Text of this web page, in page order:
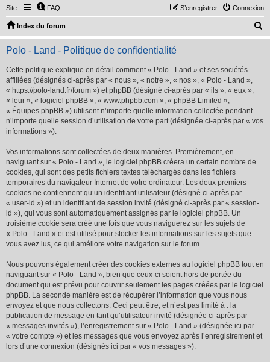
Site FAQ Connexion
S’enregistrer
Index du forum
e
Polo - Land - Politique de confidentialité
Cette politique explique en détail comment « Polo - Land » et ses sociétés
affiliées (désignés ci-après par « nous », « notre », « nos », « Polo - Land »,
« https://polo-land.fr/forum ») et phpBB (désigné ci-après par « ils », « eux »,
« leur », « logiciel phpBB », « www.phpbb.com », « phpBB Limited »,
« Équipes phpBB ») utilisent n’importe quelle information collectée pendant
n’importe quelle session d’utilisation de votre part (désignée ci-après par « vos
informations »).
Vos informations sont collectées de deux manières. Premièrement, en
naviguant sur « Polo - Land », le logiciel phpBB créera un certain nombre de
cookies, qui sont des petits fichiers textes téléchargés dans les fichiers
temporaires du navigateur Internet de votre ordinateur. Les deux premiers
cookies ne contiennent qu’un identifiant utilisateur (désigné ci-après par
« user-id ») et un identifiant de session invité (désigné ci-après par « session-
id »), qui vous sont automatiquement assignés par le logiciel phpBB. Un
troisième cookie sera créé une fois que vous naviguerez sur les sujets de
« Polo - Land » et est utilisé pour stocker les informations sur les sujets que
vous avez lus, ce qui améliore votre navigation sur le forum.
Nous pouvons également créer des cookies externes au logiciel phpBB tout en
naviguant sur « Polo - Land », bien que ceux-ci soient hors de portée du
document qui est prévu pour couvrir seulement les pages créées par le logiciel
phpBB. La seconde manière est de récupérer l’information que vous nous
envoyez et que nous collectons. Ceci peut être, et n’est pas limité à : la
publication de message en tant qu’utilisateur invité (désignée ci-après par
« messages invités »), l’enregistrement sur « Polo - Land » (désignée ici par
« votre compte ») et les messages que vous envoyez après l’enregistrement et
lors d’une connexion (désignés ici par « vos messages »).